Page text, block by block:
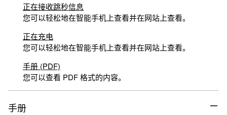
正在接收跳秒信息
您可以轻松地在智能手机上查看并在网站上查看。
正在充电
您可以轻松地在智能手机上查看并在网站上查看。
手册 (PDF)
您可以查看 PDF 格式的内容。
手册